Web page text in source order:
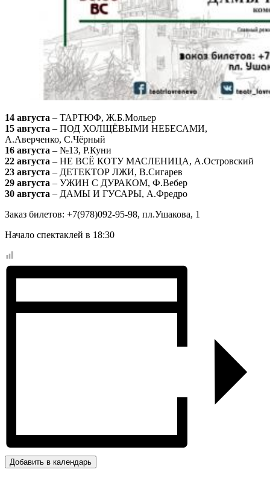
14 августа – ТАРТЮФ, Ж.Б.Мольер
15 августа – ПОД ХОЛЩЁВЫМИ НЕБЕСАМИ,
А.Аверченко, С.Чёрный
16 августа – №13, Р.Куни
22 августа – НЕ ВСЁ КОТУ МАСЛЕНИЦА, А.Островский
23 августа – ДЕТЕКТОР ЛЖИ, В.Сигарев
29 августа – УЖИН С ДУРАКОМ, Ф.Вебер
30 августа – ДАМЫ И ГУСАРЫ, А.Фредро
Заказ билетов: +7(978)092-95-98, пл.Ушакова, 1
Начало спектаклей в 18:30
Добавить в календарь